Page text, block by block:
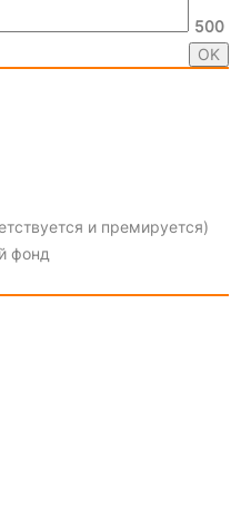
500
и премируется)
фонд